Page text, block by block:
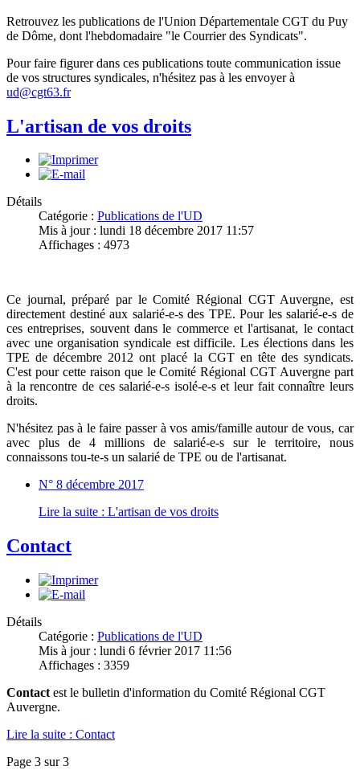
Retrouvez les publications de l'Union Départementale CGT du Puy
de Dôme, dont l'hebdomadaire "le Courrier des Syndicats".
Pour faire figurer dans ces publications toute communication issue
de vos structures syndicales, n'hésitez pas à les envoyer à
ud@cgt63.fr
L'artisan de vos droits
Détails
Catégorie : Publications de l'UD
Mis à jour : lundi 18 décembre 2017 11:57
Affichages : 4973
Ce journal, préparé par le Comité Régional CGT Auvergne, est
directement destiné aux salarié-e-s des TPE. Pour les salarié-e-s de
ces entreprises, souvent dans le commerce et l'artisanat, le contact
avec une organisation syndicale est difficile. Les élections dans les
TPE de décembre 2012 ont placé la CGT en tête des syndicats.
C'est pour cette raison que le Comité Régional CGT Auvergne part
à la rencontre de ces salarié-e-s isolé-e-s et leur fait connaître leurs
droits.
N'hésitez pas à le faire passer à vos amis/famille autour de vous, car
avec plus de 4 millions de salarié-e-s sur le territoire, nous
connaissons tou-te-s un salarié de TPE ou de l'artisanat.
N° 8 décembre 2017
Lire la suite : L'artisan de vos droits
Contact
Détails
Catégorie : Publications de l'UD
Mis à jour : lundi 6 février 2017 11:56
Affichages : 3359
Contact est le bulletin d'information du Comité Régional CGT
Auvergne.
Lire la suite : Contact
Page 3 sur 3